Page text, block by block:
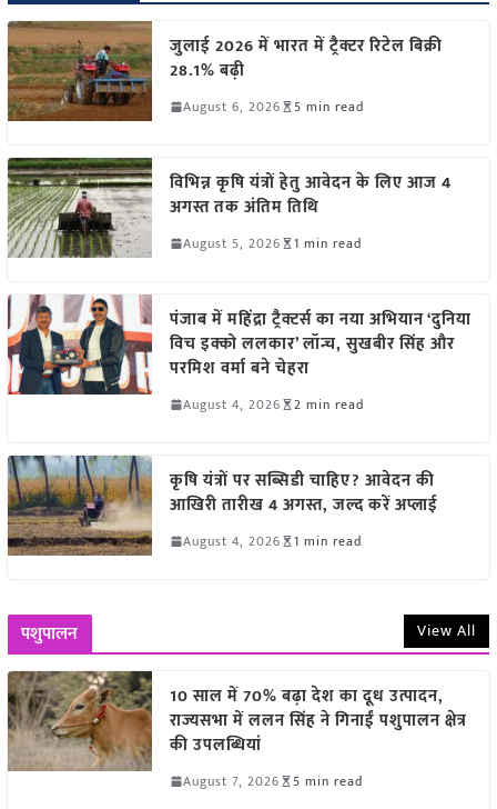
जुलाई 2026 में भारत में ट्रैक्टर रिटेल बिक्री
28.1% बढ़ी
August 6, 2026 5 min read
विभिन्न कृषि यंत्रों हेतु आवेदन के लिए आज 4
अगस्त तक अंतिम तिथि
August 5, 2026 1 min read
पंजाब में महिंद्रा ट्रैक्टर्स का नया अभियान ‘दुनिया
विच इक्को ललकार’ लॉन्च, सुखबीर सिंह और
परमिश वर्मा बने चेहरा
August 4, 2026 2 min read
कृषि यंत्रों पर सब्सिडी चाहिए? आवेदन की
आखिरी तारीख 4 अगस्त, जल्द करें अप्लाई
August 4, 2026 1 min read
पशुपालन View All
10 साल में 70% बढ़ा देश का दूध उत्पादन,
राज्यसभा में ललन सिंह ने गिनाईं पशुपालन क्षेत्र
की उपलब्धियां
August 7, 2026 5 min read